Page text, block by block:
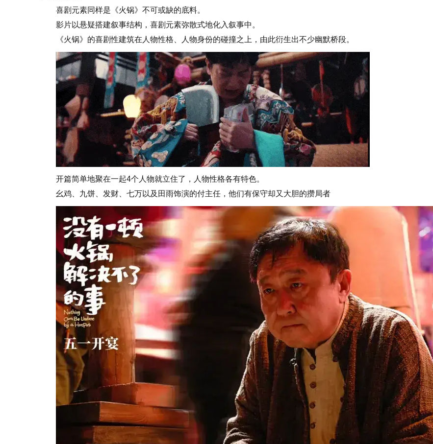
喜剧元素同样是《火锅》不可或缺的底料。
影片以悬疑搭建叙事结构，喜剧元素弥散式地化入叙事中。
《火锅》的喜剧性建筑在人物性格、人物身份的碰撞之上，由此衍生出不少幽默桥段。
开篇简单地聚在一起4个人物就立住了，人物性格各有特色。
幺鸡、九饼、发财、七万以及田雨饰演的付主任，他们有保守却又大胆的攒局者